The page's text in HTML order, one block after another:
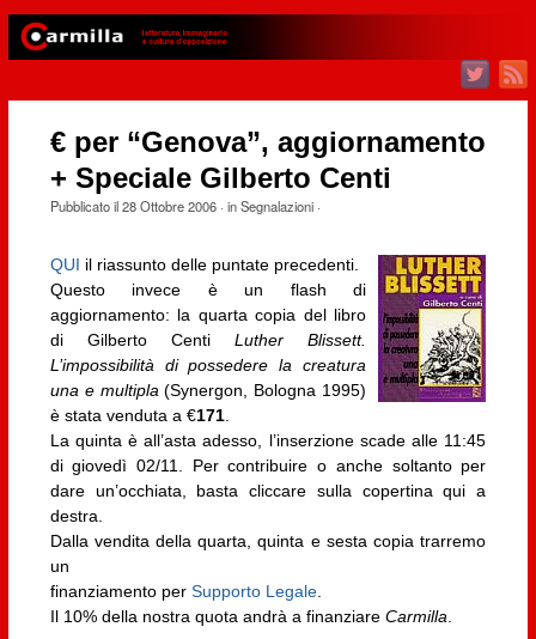
€ per “Genova”, aggiornamento
+ Speciale Gilberto Centi
Pubblicato il28 Ottobre 2006· inSegnalazioni·
QUI il riassunto delle puntate precedenti.
Questo invece è un flash di
aggiornamento: la quarta copia del libro
di Gilberto CentiLuther Blissett.
L’impossibilità di possedere la creatura
una e multipla(Synergon, Bologna 1995)
è stata venduta a €171.
La quinta è all’asta adesso, l’inserzione scade alle 11:45
di giovedì 02/11. Per contribuire o anche soltanto per
dare un’occhiata, basta cliccare sulla copertina qui a
destra.
Dalla vendita della quarta, quinta e sesta copia trarremo
un
finanziamento per Supporto Legale.
Il 10% della nostra quota andrà a finanziare Carmilla.